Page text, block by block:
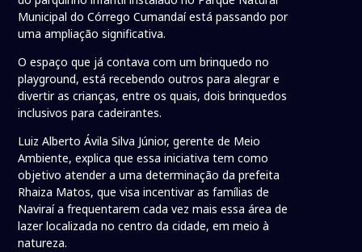
Municipal do Córrego Cumandaí está passando por
uma ampliação significativa.
O espaço que já contava com um brinquedo no
playground, está recebendo outros para alegrar e
divertir as crianças, entre os quais, dois brinquedos
inclusivos para cadeirantes.
Luiz Alberto Ávila Silva Júnior, gerente de Meio
Ambiente, explica que essa iniciativa tem como
objetivo atender a uma determinação da prefeita
Rhaiza Matos, que visa incentivar as famílias de
Naviraí a frequentarem cada vez mais essa área de
lazer localizada no centro da cidade, em meio à
natureza.